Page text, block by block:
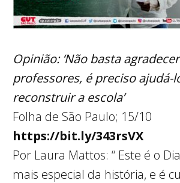
Opinião: ‘Não basta
professores, é preciso ajudá-
reconstruir a escola’
Folha de São Paulo; 15/10
https://bit.ly/343rsVX
Por Laura Mattos: “ Este é o
mais especial da história, e é